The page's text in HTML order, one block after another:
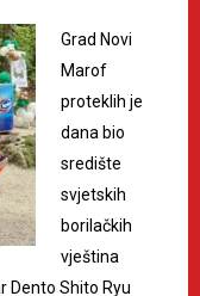
Grad Novi
Marof
proteklih je
dana bio
središte
svjetskih
borilačkih
vještina
Dento Shito Ryu